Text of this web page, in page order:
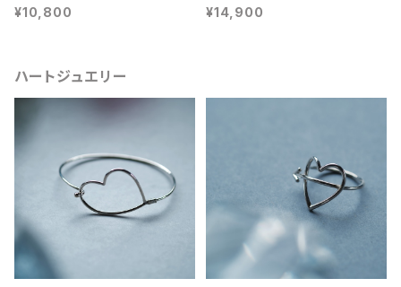
ディース ユニセックス
¥10,800 ¥14,900
ハートジュエリー